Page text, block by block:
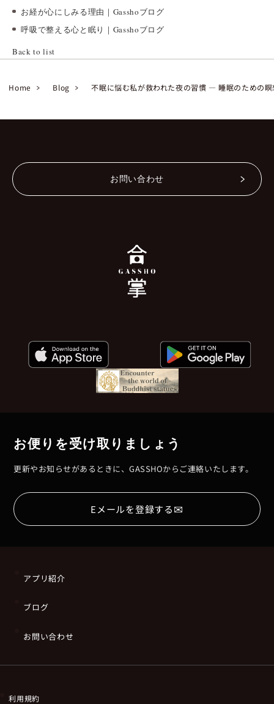
お経が心にしみる理由｜Gasshoブログ
呼吸で整える心と眠り｜Gasshoブログ
Back to list
Home Blog 不眠に悩む私が救われた夜の習慣 ― 睡眠のための
お問い合わせ
お便りを受け取りましょう
更新やお知らせがあるときに、GASSHOからご連絡いたします。
Eメールを登録する✉
アプリ紹介
ブログ
お問い合わせ
利用規約